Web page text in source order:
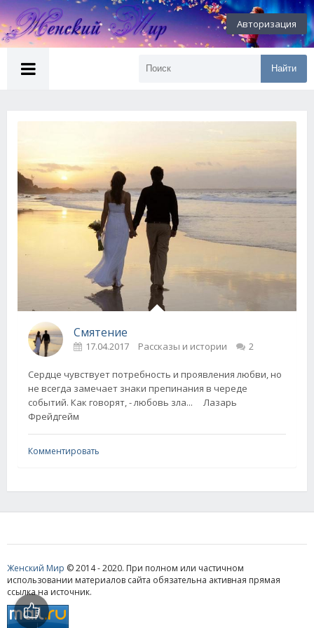
Авторизация
Найти
Смятение
17.04.2017 Рассказы и истории 2
Сердце чувствует потребность и проявления любви, но
не всегда замечает знаки препинания в череде
событий. Как говорят, - любовь зла... Лазарь
Фрейдгейм
Комментировать
Женский Мир © 2014 - 2020. При полном или частичном
использовании материалов сайта обязательна активная прямая
ссылка на источник.